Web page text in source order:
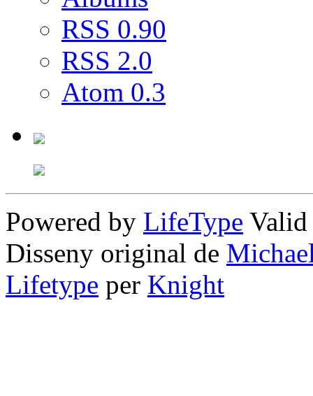
RSS 0.90
RSS 2.0
Atom 0.3
Powered by LifeType
Disseny original de
Lifetype per Knight